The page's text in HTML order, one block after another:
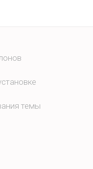
темы